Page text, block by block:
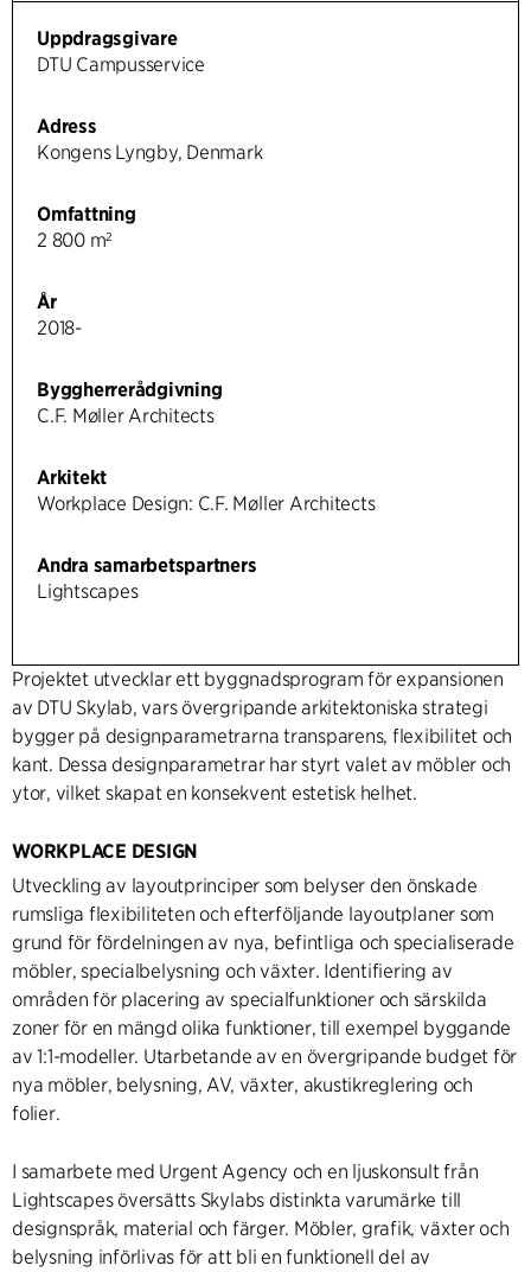
Uppdragsgivare
DTU Campusservice
Adress
Kongens Lyngby, Denmark
Omfattning
2 800 m²
År
2018-
Byggherrerådgivning
C.F. Møller Architects
Arkitekt
Workplace Design: C.F. Møller Architects
Andra samarbetspartners
Lightscapes
Projektet utvecklar ett byggnadsprogram för expansionen
av DTU Skylab, vars övergripande arkitektoniska strategi
bygger på designparametrarna transparens, flexibilitet och
kant. Dessa designparametrar har styrt valet av möbler och
ytor, vilket skapat en konsekvent estetisk helhet.
WORKPLACE DESIGN
Utveckling av layoutprinciper som belyser den önskade
rumsliga flexibiliteten och efterföljande layoutplaner som
grund för fördelningen av nya, befintliga och specialiserade
möbler, specialbelysning och växter. Identifiering av
områden för placering av specialfunktioner och särskilda
zoner för en mängd olika funktioner, till exempel byggande
av 1:1-modeller. Utarbetande av en övergripande budget för
nya möbler, belysning, AV, växter, akustikreglering och
folier.
I samarbete med Urgent Agency och en ljuskonsult från
Lightscapes översätts Skylabs distinkta varumärke till
designspråk, material och färger. Möbler, grafik, växter och
belysning införlivas för att bli en funktionell del av